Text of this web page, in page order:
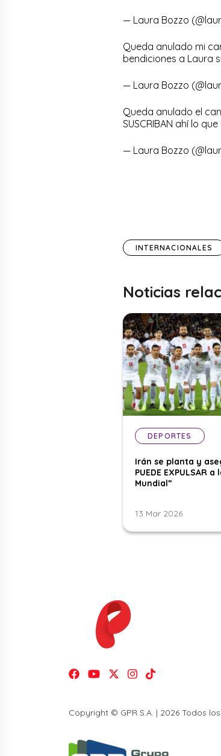
— Laura Bozzo
Queda anulado mi
bendiciones a Laura
— Laura Bozzo
Queda anulado el
SUSCRIBAN ahí lo
— Laura Bozzo
INTERNACIONALES
Noticias
DEPORTES
Irán se planta y
PUEDE EXPULSAR
Mundial”
13 Mar 2026
Copyright © GPR S.A. | 2026 Todos